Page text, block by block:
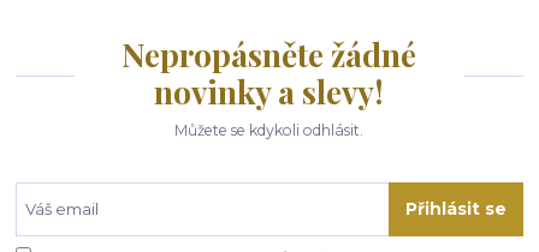
Nepropásněte žádné
novinky a slevy!
Můžete se kdykoli odhlásit.
Přihlásit se